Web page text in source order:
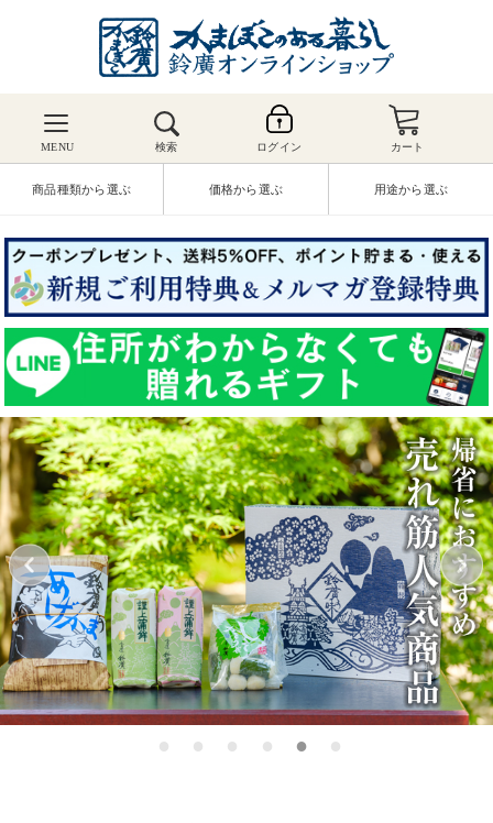
MENU 検索 ログイン カート
商品種類から選ぶ 価格から選ぶ 用途から選ぶ